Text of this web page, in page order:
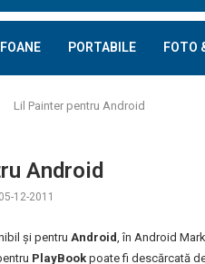
PORTABILE FOTO
Lil Painter pentru Android
Android
05-12-2011
și pentru Android, în Android
PlayBook poate fi descărcată